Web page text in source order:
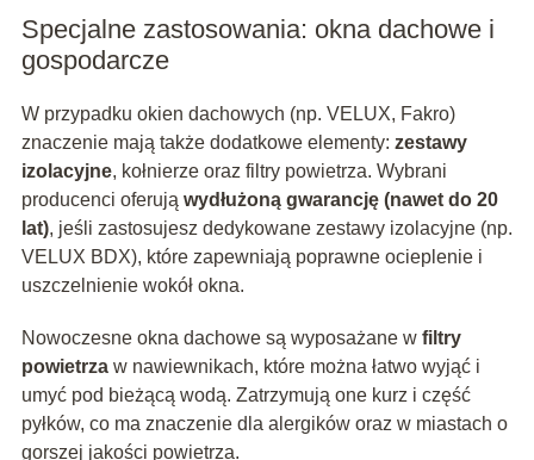
Specjalne zastosowania: okna dachowe i
gospodarcze
W przypadku okien dachowych (np. VELUX, Fakro)
znaczenie mają także dodatkowe elementy: zestawy
izolacyjne, kołnierze oraz filtry powietrza. Wybrani
producenci oferują wydłużoną gwarancję (nawet do 20
lat), jeśli zastosujesz dedykowane zestawy izolacyjne (np.
VELUX BDX), które zapewniają poprawne ocieplenie i
uszczelnienie wokół okna.
Nowoczesne okna dachowe są wyposażane w filtry
powietrzaw nawiewnikach, które można łatwo wyjąć i
umyć pod bieżącą wodą. Zatrzymują one kurz i część
pyłków, co ma znaczenie dla alergików oraz w miastach o
gorszej jakości powietrza.